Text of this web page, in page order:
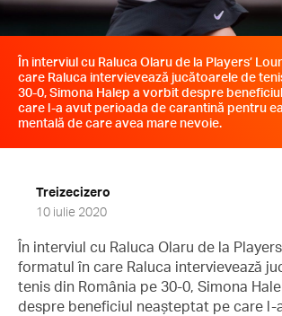
În interviul cu Raluca Olaru de la Players’
care Raluca intervievează jucătoarele de
30-0, Simona Halep a vorbit despre
care l-a avut perioada de carantină pentru
mentală de care avea mare nevoie.
Treizecizero
10 iulie 2020
În interviul cu Raluca Olaru de la
formatul în care Raluca intervievează
tenis din România pe 30-0, Simona
despre beneficiul neașteptat pe care l-